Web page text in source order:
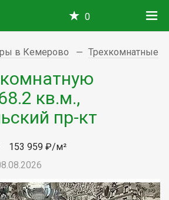
0
в Кемерово Трехкомнатные
кв.м.,
пр-кт
153 959 ₽/м²